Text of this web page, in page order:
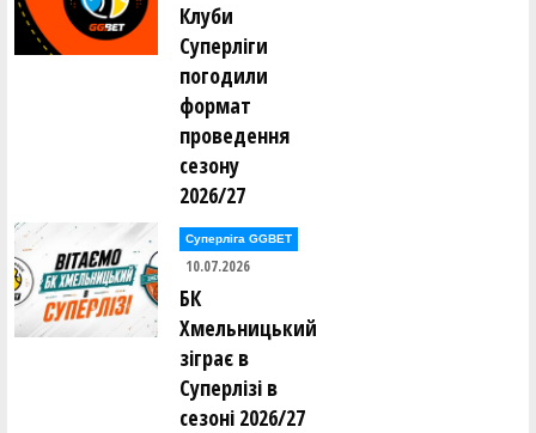
Клуби
Суперліги
погодили
формат
проведення
сезону
2026/27
Суперліга GGBET
10.07.2026
БК
Хмельницький
зіграє в
Суперлізі в
сезоні 2026/27